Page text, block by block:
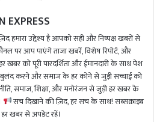
EXPRESS
हमारा उद्देश्य है आपको सही और निष्पक्ष खबरों से
पर आप पाएंगे ताजा खबरें, विशेष रिपोर्ट, और
खबर को पूरी पारदर्शिता और ईमानदारी के साथ पेश
करने और समाज के हर कोने से जुड़ी सच्चाई को
समाज, शिक्षा, और मनोरंजन से जुड़ी हर खबर के
सच दिखाने की ज़िद, हर सच के साथ! सब्सक्राइब
खबर से अपडेट रहें।